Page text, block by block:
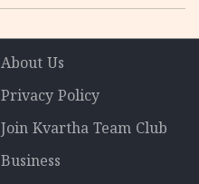
About Us
Privacy Policy
Join Kvartha Team Club
Business